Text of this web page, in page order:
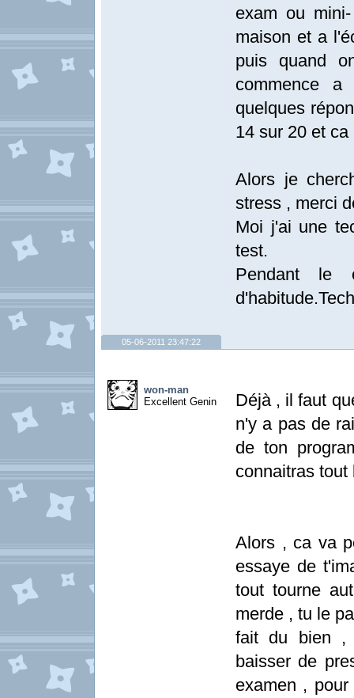
exam ou
maison et a
puis quand
commence
quelques
14 sur 20 et
Alors je
stress , merci
Moi j'ai une
test.
Pendant le
05-06-2011 23:47:22
won-man
Excellent Genin
Déjà , il faut
n'y a pas de
de ton
connaitras
Alors , ca va
essaye de
tout tourne
merde , tu le
fait du bien ,
baisser de
examen ,